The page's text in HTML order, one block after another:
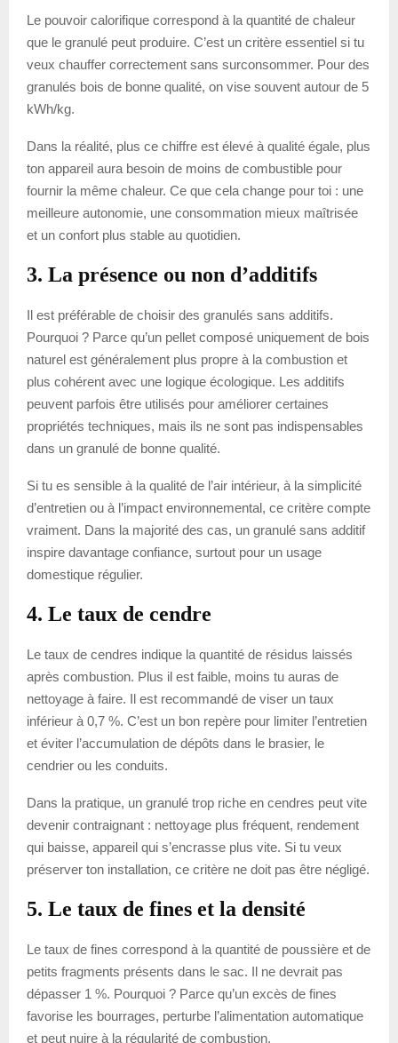
Le pouvoir calorifique correspond à la quantité de chaleur
que le granulé peut produire. C’est un critère essentiel si tu
veux chauffer correctement sans surconsommer. Pour des
granulés bois de bonne qualité, on vise souvent autour de 5
kWh/kg.
Dans la réalité, plus ce chiffre est élevé à qualité égale, plus
ton appareil aura besoin de moins de combustible pour
fournir la même chaleur. Ce que cela change pour toi : une
meilleure autonomie, une consommation mieux maîtrisée
et un confort plus stable au quotidien.
3. La présence ou non d’additifs
Il est préférable de choisir des granulés sans additifs.
Pourquoi ? Parce qu’un pellet composé uniquement de bois
naturel est généralement plus propre à la combustion et
plus cohérent avec une logique écologique. Les additifs
peuvent parfois être utilisés pour améliorer certaines
propriétés techniques, mais ils ne sont pas indispensables
dans un granulé de bonne qualité.
Si tu es sensible à la qualité de l’air intérieur, à la simplicité
d’entretien ou à l’impact environnemental, ce critère compte
vraiment. Dans la majorité des cas, un granulé sans additif
inspire davantage confiance, surtout pour un usage
domestique régulier.
4. Le taux de cendre
Le taux de cendres indique la quantité de résidus laissés
après combustion. Plus il est faible, moins tu auras de
nettoyage à faire. Il est recommandé de viser un taux
inférieur à 0,7 %. C’est un bon repère pour limiter l’entretien
et éviter l’accumulation de dépôts dans le brasier, le
cendrier ou les conduits.
Dans la pratique, un granulé trop riche en cendres peut vite
devenir contraignant : nettoyage plus fréquent, rendement
qui baisse, appareil qui s’encrasse plus vite. Si tu veux
préserver ton installation, ce critère ne doit pas être négligé.
5. Le taux de fines et la densité
Le taux de fines correspond à la quantité de poussière et de
petits fragments présents dans le sac. Il ne devrait pas
dépasser 1 %. Pourquoi ? Parce qu’un excès de fines
favorise les bourrages, perturbe l’alimentation automatique
et peut nuire à la régularité de combustion.